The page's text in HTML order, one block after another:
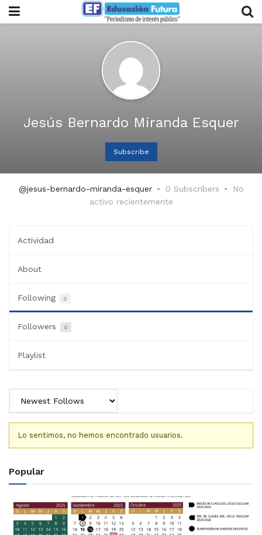
Jesús Bernardo Miranda Esquer
Subscribe
@jesus-bernardo-miranda-esquer 0 Subscribers
No
activo recientemente
Actividad
About
Following 0
Followers 0
Playlist
Lo sentimos, no hemos encontrado usuarios.
Popular